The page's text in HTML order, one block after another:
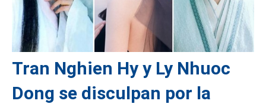
Tran Nghien Hy y Ly Nhuoc
Dong se disculpan por la